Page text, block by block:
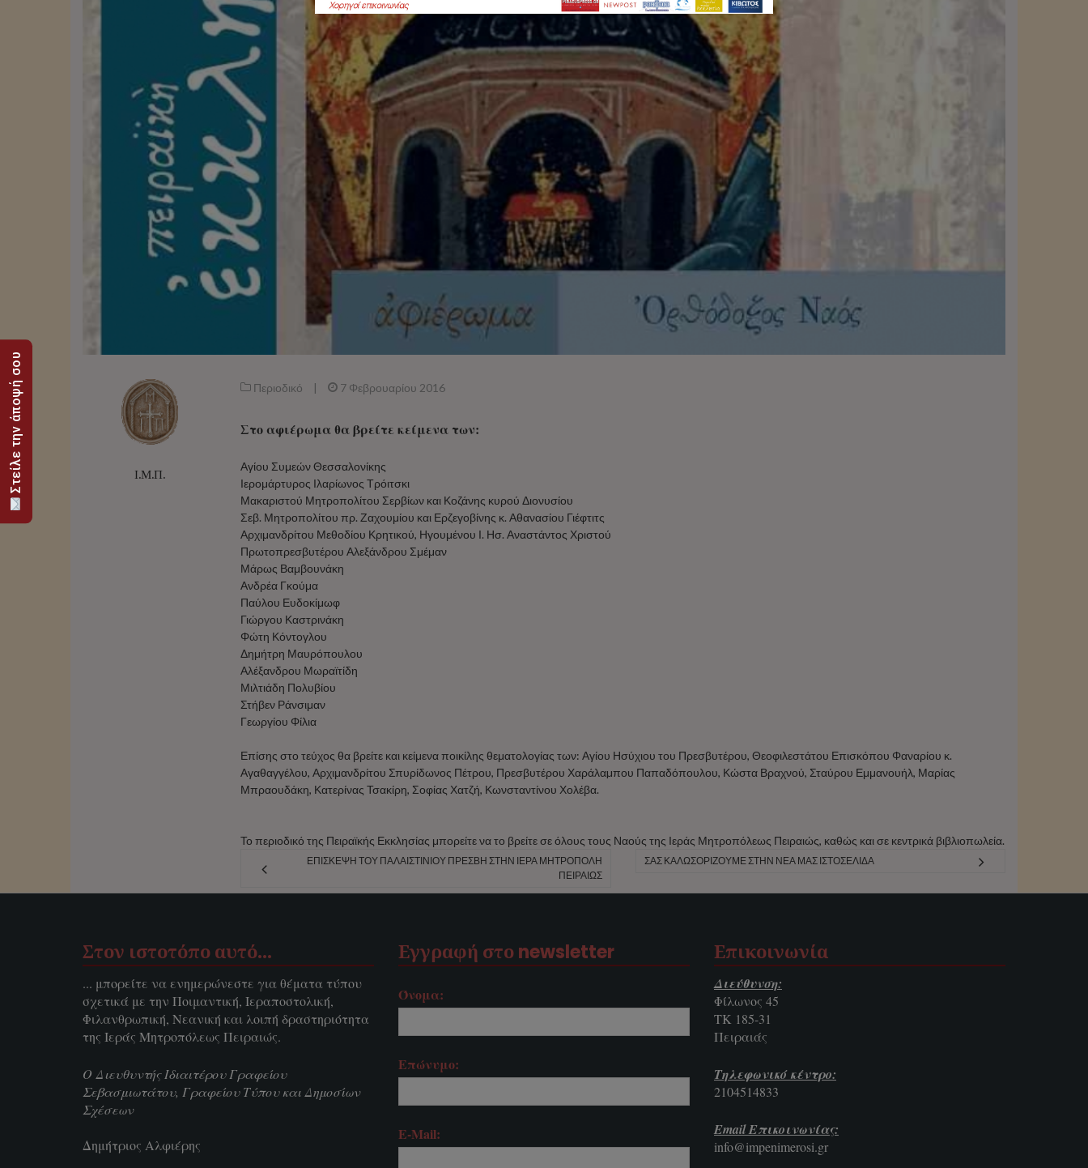
Ι.Μ.Π.
Περιοδικό | 7 Φεβρουαρίου 2016
Στο αφιέρωμα θα βρείτε κείμενα των:
Αγίου Συμεών Θεσσαλονίκης
Ιερομάρτυρος Ιλαρίωνος Τρόιτσκι
Μακαριστού Μητροπολίτου Σερβίων και Κοζάνης κυρού Διονυσίου
Σεβ. Μητροπολίτου πρ. Ζαχουμίου και Ερζεγοβίνης κ. Αθανασίου Γιέφτιτς
Αρχιμανδρίτου Μεθοδίου Κρητικού, Ηγουμένου Ι. Ησ. Αναστάντος Χριστού
Πρωτοπρεσβυτέρου Αλεξάνδρου Σμέμαν
Μάρως Βαμβουνάκη
Ανδρέα Γκούμα
Παύλου Ευδοκίμωφ
Γιώργου Καστρινάκη
Φώτη Κόντογλου
Δημήτρη Μαυρόπουλου
Αλέξανδρου Μωραϊτίδη
Μιλτιάδη Πολυβίου
Στήβεν Ράνσιμαν
Γεωργίου Φίλια
Επίσης στο τεύχος θα βρείτε και κείμενα ποικίλης θεματολογίας των: Αγίου Ησύχιου του Πρεσβυτέρου, Θεοφιλεστάτου Επισκόπου Φαναρίου κ.
Αγαθαγγέλου, Αρχιμανδρίτου Σπυρίδωνος Πέτρου, Πρεσβυτέρου Χαράλαµπου Παπαδόπουλου, Κώστα Βραχνού, Σταύρου Εμμανουήλ, Μαρίας
Μπραουδάκη, Κατερίνας Τσακίρη, Σοφίας Χατζή, Κωνσταντίνου Χολέβα.
Το περιοδικό της Πειραϊκής Εκκλησίας μπορείτε να το βρείτε σε όλους τους Ναούς της Ιεράς Μητροπόλεως Πειραιώς, καθώς και σε κεντρικά βιβλιοπωλεία.
ΕΠΊΣΚΕΨΗ ΤΟΥ ΠΑΛΑΙΣΤΊΝΙΟΥ ΠΡΈΣΒΗ ΣΤΗΝ ΙΕΡΆ ΜΗΤΡΌΠΟΛΗ
ΠΕΙΡΑΙΏΣ
ΣΑΣ ΚΑΛΩΣΟΡΊΖΟΥΜΕ ΣΤΗΝ ΝΈΑ ΜΑΣ ΙΣΤΟΣΕΛΊΔΑ
Στον ιστοτόπο αυτό…
... μπορείτε να ενημερώνεστε για θέματα τύπου
σχετικά με την Ποιμαντική, Ιεραποστολική,
Φιλανθρωπική, Νεανική και λοιπή δραστηριότητα
της Ιεράς Μητροπόλεως Πειραιώς.
Ο Διευθυντής Ιδιαιτέρου Γραφείου
Σεβασμιωτάτου, Γραφείου Τύπου και Δημοσίων
Σχέσεων
Δημήτριος Αλφιέρης
Εγγραφή στο newsletter
Όνομα:
Επώνυμο:
E-Mail:
Επικοινωνία
Διεύθυνση:
Φίλωνος 45
ΤΚ 185-31
Πειραιάς
Τηλεφωνικό κέντρο:
2104514833
Email Επικοινωνίας:
info@impenimerosi.gr
Στείλε την άποψή σου